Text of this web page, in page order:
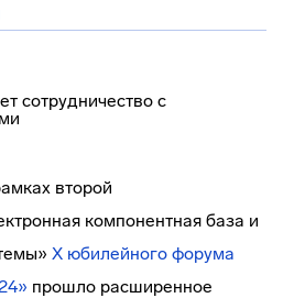
второй
компонентная база и
X юбилейного форума
прошло расширенное